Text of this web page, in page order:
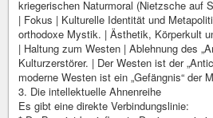
kriegerischen Naturmoral (Nietzsche auf
| Fokus | Kulturelle Identität und
orthodoxe Mystik. | Ästhetik, Körperkult
| Haltung zum Westen | Ablehnung des
Kulturzerstörer. | Der Westen ist der
moderne Westen ist ein „Gefängnis“ der
3. Die intellektuelle Ahnenreihe
Es gibt eine direkte Verbindungslinie: